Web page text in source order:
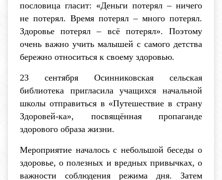
пословица гласит: «Деньги потерял – ничего
не потерял. Время потерял – много потерял.
Здоровье потерял – всё потерял». Поэтому
очень важно учить малышей с самого детства
бережно относиться к своему здоровью.
23 сентября Осинниковская сельская
библиотека пригласила учащихся начальной
школы отправиться в «Путешествие в страну
Здоровей-ка», посвящённая пропаганде
здорового образа жизни.
Мероприятие началось с небольшой беседы о
здоровье, о полезных и вредных привычках, о
важности соблюдения режима дня. Затем